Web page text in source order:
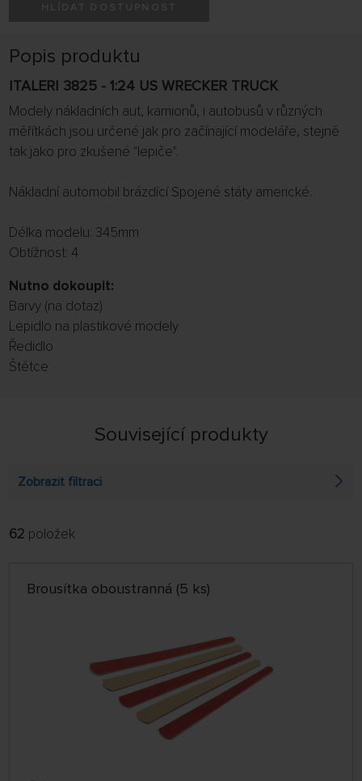
Popis produktu
ITALERI 3825 - 1:24 US WRECKER TRUCK
Modely nákladních aut, kamionů, i autobusů v různých
měřítkách jsou určené jak pro začínající modeláře, stejně
tak jako pro zkušené "lepiče".
Nákladní automobil brázdící Spojené státy americké.
Délka modelu: 345mm
Obtížnost: 4
Nutno dokoupit:
Barvy (na dotaz)
Lepidlo na plastikové modely
Ředidlo
Štětce
Související produkty
Zobrazit filtraci
FILTROVAT:
64 NA STRÁNCE
62 položek
Brousítka oboustranná (5 ks)